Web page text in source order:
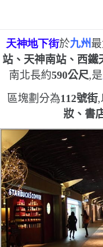
天神地下街於九州
站、天神南站、西鐵
南北長約590公尺,是
區塊劃分為112號街,
妝、書